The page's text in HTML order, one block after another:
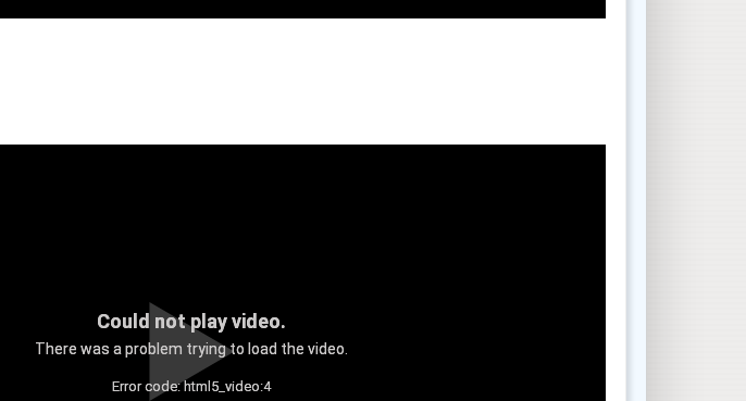
Could not play video.
There was a problem trying to load the video.
Error code: html5_video:4